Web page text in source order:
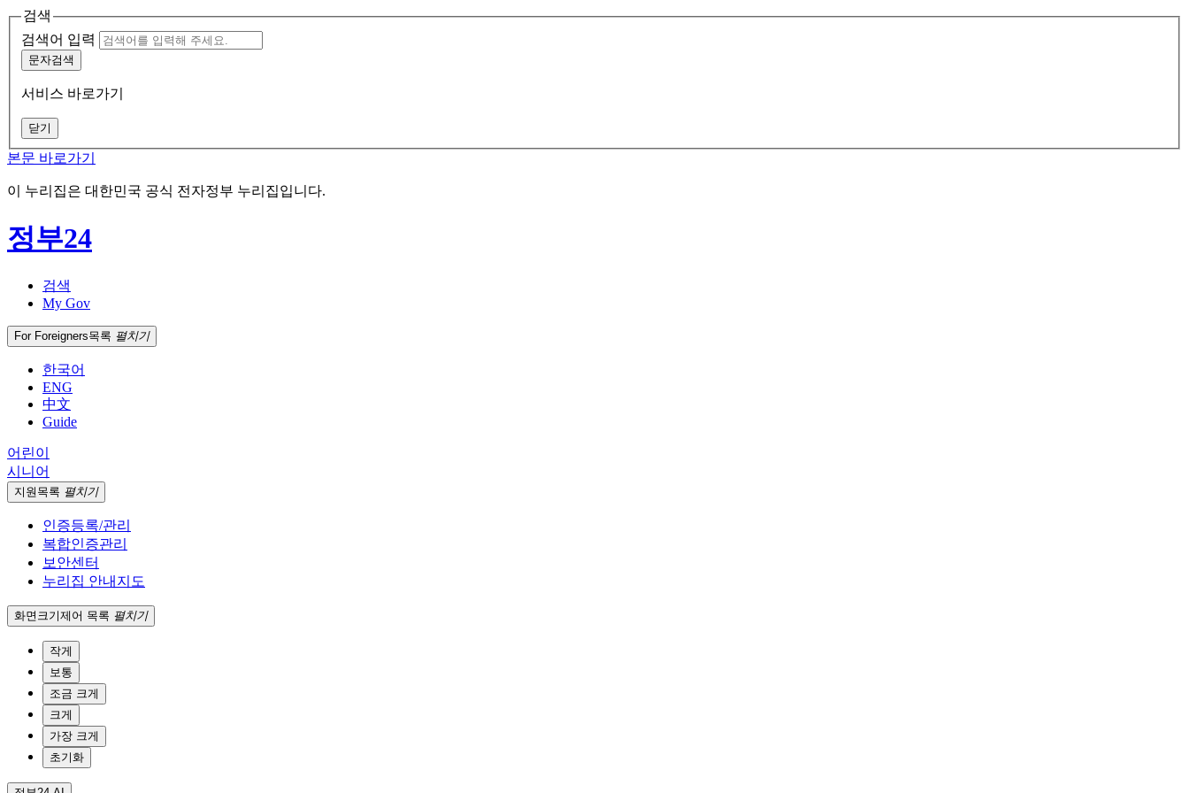
검색
검색어 입력
문자검색
서비스 바로가기
닫기
본문 바로가기
이 누리집은 대한민국 공식 전자정부 누리집입니다.
정부24
검색
My Gov
For Foreigners목록 펼치기
한국어
ENG
中文
Guide
어린이
시니어
지원 목록 펼치기
인증등록/관리
복합인증관리
보안센터
누리집 안내지도
화면크기제어 목록 펼치기
작게
보통
조금 크게
크게
가장 크게
초기화